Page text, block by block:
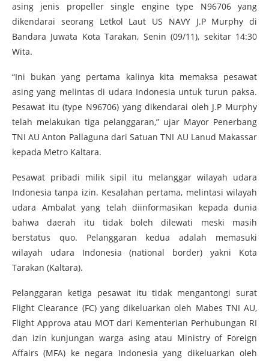
asing jenis propeller single engine type N96706 yang
dikendarai seorang Letkol Laut US NAVY J.P Murphy di
Bandara Juwata Kota Tarakan, Senin (09/11), sekitar 14:30
Wita.
“Ini bukan yang pertama kalinya kita memaksa pesawat
asing yang melintas di udara Indonesia untuk turun paksa.
Pesawat itu (type N96706) yang dikendarai oleh J.P Murphy
telah melakukan tiga pelanggaran,” ujar Mayor Penerbang
TNI AU Anton Pallaguna dari Satuan TNI AU Lanud Makassar
kepada Metro Kaltara.
Pesawat pribadi milik sipil itu melanggar wilayah udara
Indonesia tanpa izin. Kesalahan pertama, melintasi wilayah
udara Ambalat yang telah diinformasikan kepada dunia
bahwa daerah itu tidak boleh dilewati meski masih
berstatus quo. Pelanggaran kedua adalah memasuki
wilayah udara Indonesia (national border) yakni Kota
Tarakan (Kaltara).
Pelanggaran ketiga pesawat itu tidak mengantongi surat
Flight Clearance (FC) yang dikeluarkan oleh Mabes TNI AU,
Flight Approva atau MOT dari Kementerian Perhubungan RI
dan izin kunjungan warga asing atau Ministry of Foreign
Affairs (MFA) ke negara Indonesia yang dikeluarkan oleh